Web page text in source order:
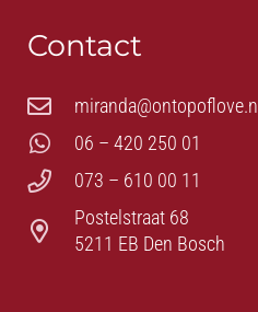
Contact
miranda@ontopoflove.nl
06 – 420 250 01
073 – 610 00 11
Postelstraat 68
5211 EB Den Bosch